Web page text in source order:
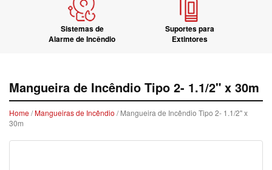
Sistemas de
Alarme de Incêndio
Suportes para
Extintores
Mangueira de Incêndio Tipo 2- 1.1/2" x 30m
Home/Mangueiras de Incêndio / Mangueira de Incêndio Tipo 2- 1.1/2" x
30m